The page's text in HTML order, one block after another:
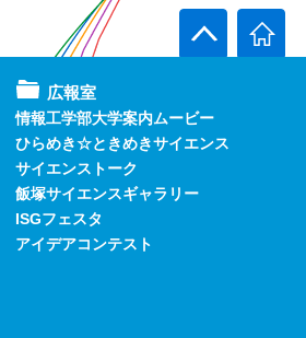
広報室
情報工学部大学案内ムービー
ひらめき☆ときめきサイエンス
サイエンストーク
飯塚サイエンスギャラリー
ISGフェスタ
アイデアコンテスト